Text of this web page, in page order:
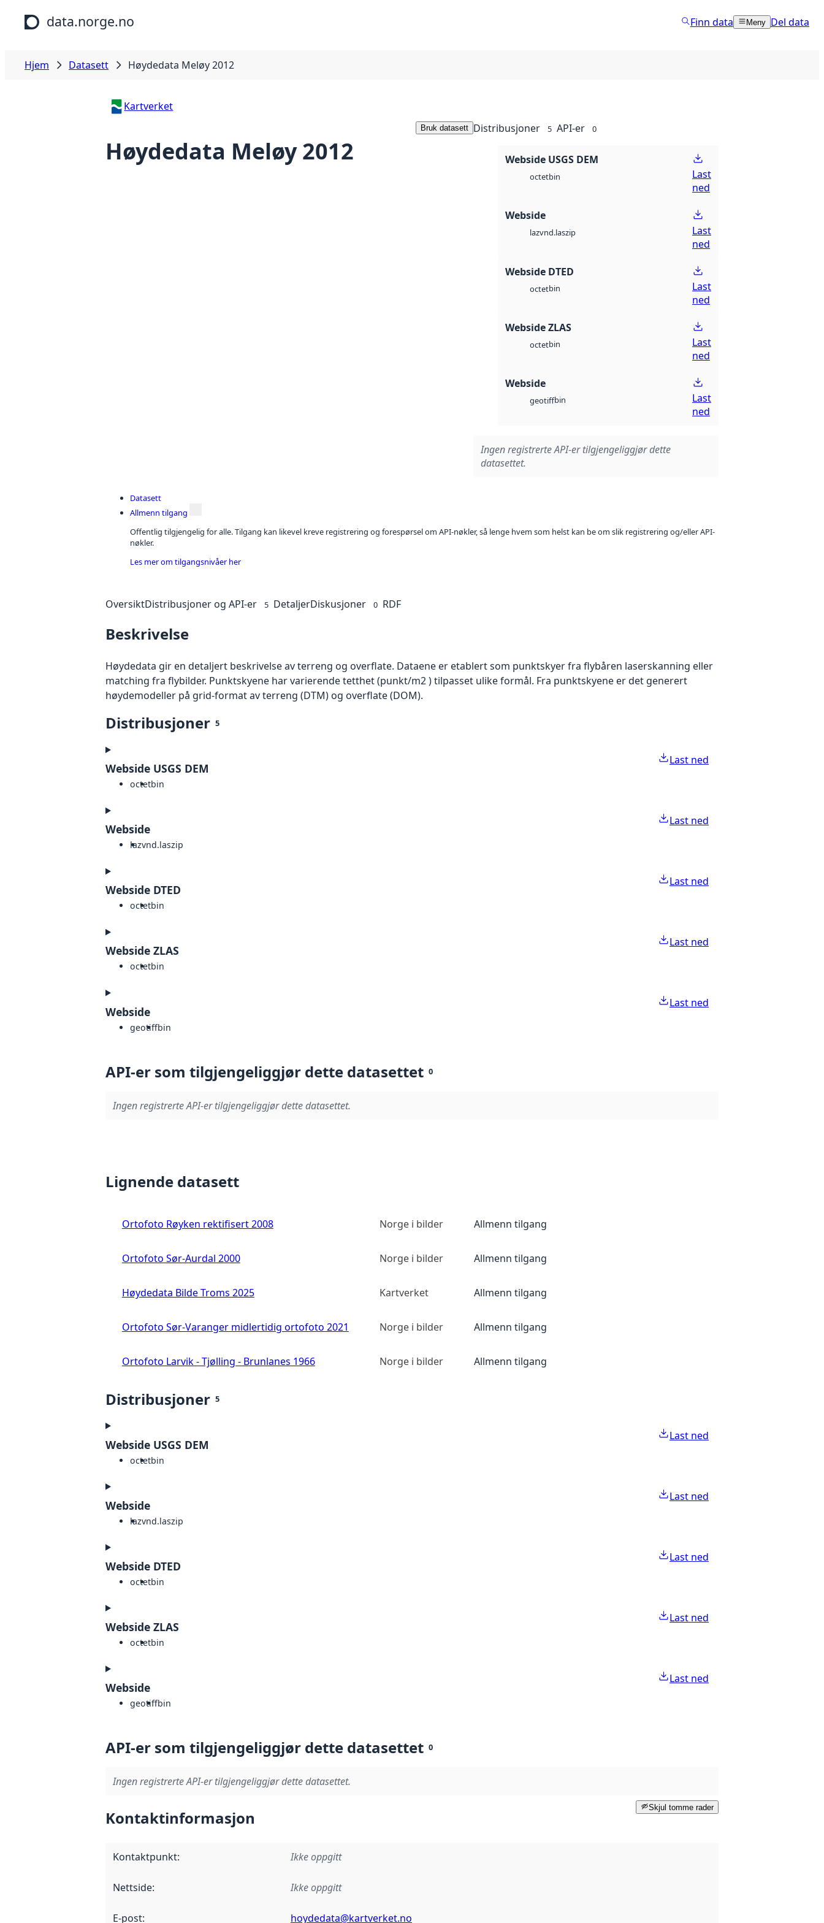
Hopp til hovedinnhold
data.norge.no Finn data Meny Del data
Hjem Datasett Høydedata Meløy 2012
Kartverket
Høydedata Meløy 2012
Bruk datasett Distribusjoner 5 API-er 0
Webside USGS DEM
octetbin
Last
ned
Webside
lazvnd.laszip
Last
ned
Webside DTED
octetbin
Last
ned
Webside ZLAS
octetbin
Last
ned
Webside
geotiffbin
Last
ned
Ingen registrerte API-er tilgjengeliggjør dette
datasettet.
Datasett
Allmenn tilgang
Offentlig tilgjengelig for alle. Tilgang kan likevel kreve registrering og forespørsel om API-nøkler, så lenge hvem som helst kan be om slik registrering og/eller API-
nøkler.
Les mer om tilgangsnivåer her
OversiktDistribusjoner og API-er 5 DetaljerDiskusjoner 0 RDF
Beskrivelse
Høydedata gir en detaljert beskrivelse av terreng og overflate. Dataene er etablert som punktskyer fra flybåren laserskanning eller
matching fra flybilder. Punktskyene har varierende tetthet (punkt/m2 ) tilpasset ulike formål. Fra punktskyene er det generert
høydemodeller på grid-format av terreng (DTM) og overflate (DOM).
Distribusjoner 5
Webside USGS DEM
octetbin
Last ned
Webside
lazvnd.laszip
Last ned
Webside DTED
octetbin
Last ned
Webside ZLAS
octetbin
Last ned
Webside
geotiffbin
Last ned
API-er som tilgjengeliggjør dette datasettet 0
Ingen registrerte API-er tilgjengeliggjør dette datasettet.
Lignende datasett
Ortofoto Røyken rektifisert 2008 Norge i bilder Allmenn tilgang
Ortofoto Sør-Aurdal 2000 Norge i bilder Allmenn tilgang
Høydedata Bilde Troms 2025 Kartverket Allmenn tilgang
Ortofoto Sør-Varanger midlertidig ortofoto 2021 Norge i bilder Allmenn tilgang
Ortofoto Larvik - Tjølling - Brunlanes 1966 Norge i bilder Allmenn tilgang
Distribusjoner 5
Webside USGS DEM
octetbin
Last ned
Webside
lazvnd.laszip
Last ned
Webside DTED
octetbin
Last ned
Webside ZLAS
octetbin
Last ned
Webside
geotiffbin
Last ned
API-er som tilgjengeliggjør dette datasettet 0
Ingen registrerte API-er tilgjengeliggjør dette datasettet.
Skjul tomme rader
Kontaktinformasjon
Kontaktpunkt: Ikke oppgitt
Nettside: Ikke oppgitt
E-post: hoydedata@kartverket.no